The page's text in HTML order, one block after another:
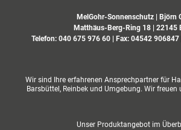
MelGohr-Sonnenschutz | Björn
Matthäus-Berg-Ring 18 | 22145
Telefon: 040 675 976 60| Fax: 04542 906847 |
Wir sind Ihre erfahrenen Ansprechpartner für
Barsbüttel, Reinbek und Umgebung. Wir freuen
Unser Produktangebot im